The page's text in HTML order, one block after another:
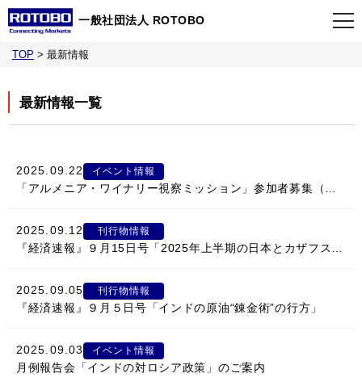
一般社団法人 ROTOBO
当会について
刊行物
情報館
TOP > 最新情報
最新情報一覧
2025.09.22 イベント情報
2025.09.12 刊行物情報
2025.09.05 刊行物情報
『経済速報』９月５日号「インドの原油“錬金術”の行方」
2025.09.03 イベント情報
月例報告会「インドの対ロシア政策」のご案内